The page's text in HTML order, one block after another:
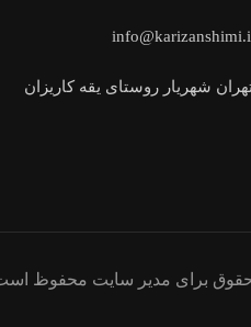
شهریار روستای یقه کاریزان
حقوق برای مدیر سایت محفوظ